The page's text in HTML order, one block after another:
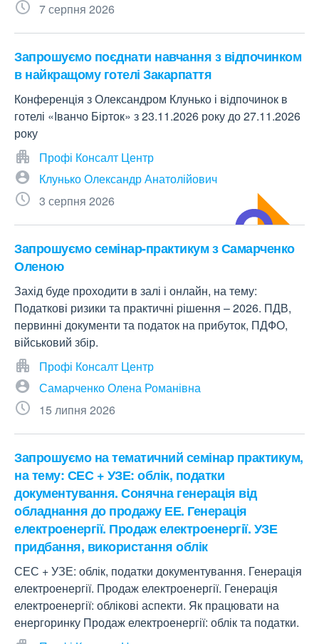
7 серпня 2026
Запрошуємо поєднати навчання з відпочинком
в найкращому готелі Закарпаття
Конференція з Олександром Клунько і відпочинок в
готелі «Іванчо Бірток» з 23.11.2026 року до 27.11.2026
року
Профі Консалт Центр
Клунько Олександр Анатолійович
3 серпня 2026
Запрошуємо семінар-практикум з Самарченко
Оленою
Захід буде проходити в залі і онлайн, на тему:
Податкові ризики та практичні рішення – 2026. ПДВ,
первинні документи та податок на прибуток, ПДФО,
військовий збір.
Профі Консалт Центр
Самарченко Олена Романівна
15 липня 2026
Запрошуємо на тематичний семінар практикум,
на тему: СЕС + УЗЕ: облік, податки
документування. Сонячна генерація від
обладнання до продажу ЕЕ. Генерація
електроенергії. Продаж електроенергії. УЗЕ
придбання, використання облік
СЕС + УЗЕ: облік, податки документування. Генерація
електроенергії. Продаж електроенергії. Генерація
електроенергії: облікові аспекти. Як працювати на
енергоринку Продаж електроенергії: облік та податки.